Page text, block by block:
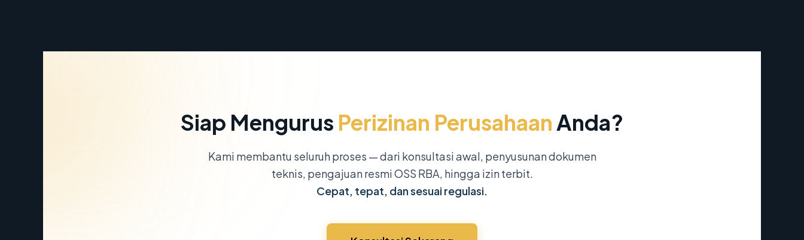
Siap Mengurus Perizinan PerusahaanAnda?
Kami membantu seluruh proses — dari konsultasi awal, penyusunan dokumen
teknis, pengajuan resmi OSS RBA, hingga izin terbit.
Cepat, tepat, dan sesuai regulasi.